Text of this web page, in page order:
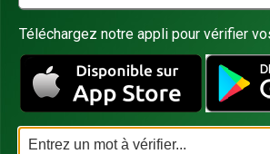
Téléchargez notre appli pour vérifier